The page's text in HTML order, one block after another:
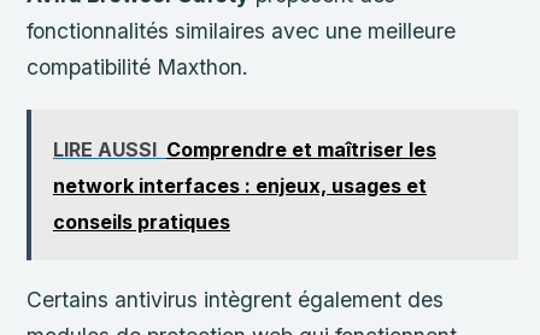
fonctionnalités similaires avec une meilleure
compatibilité Maxthon.
LIRE AUSSI Comprendre et maîtriser les
network interfaces : enjeux, usages et
conseils pratiques
Certains antivirus intègrent également des